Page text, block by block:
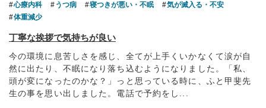
心療内科 うつ病 寝つきが悪い・不眠
気が滅入る・不安
体重減少
丁寧な挨拶で気持ちが良い
今の環境に息苦しさを感じ、全てが上手くいかなくて涙が自
然に出たり、不眠になり落ち込むようになりました。「私、
頭が変になったのかな？」っと思っている時に、ふと甲斐先
生の事を思い出しました。電話で予約をし...